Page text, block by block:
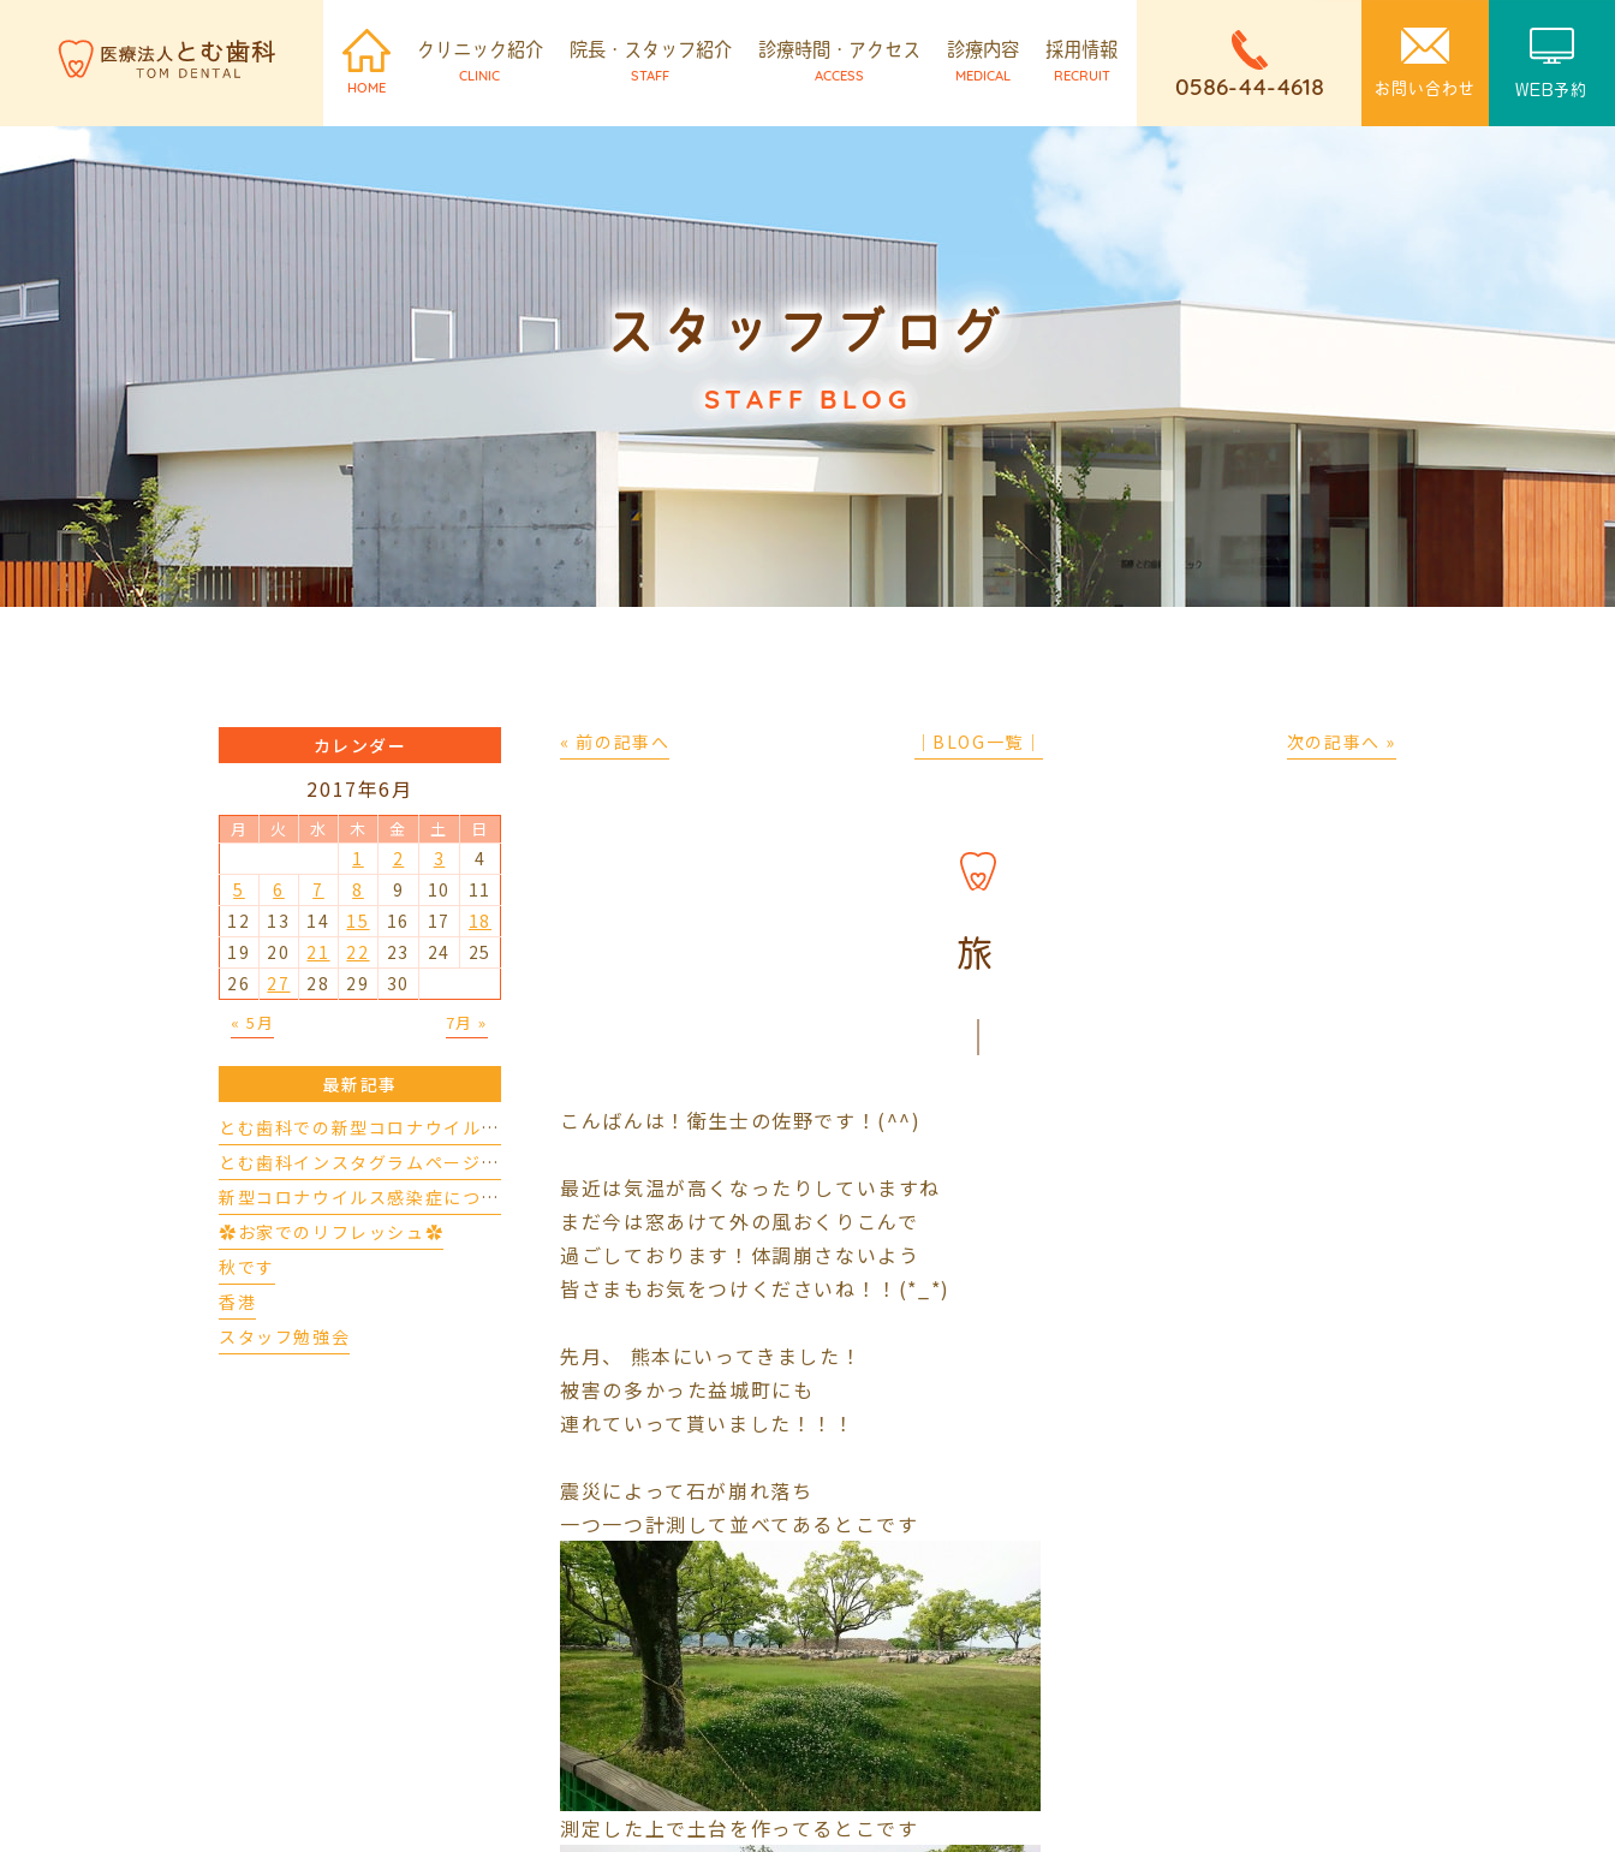
0586-44-4618 お問い合わせ WEB予約
HOME
クリニック紹介
CLINIC
院長・スタッフ紹介
STAFF
診療時間・アクセス
ACCESS
診療内容
MEDICAL
採用情報
RECRUIT
スタッフブログ
STAFF BLOG
« 前の記事へ │BLOG一覧│ 次の記事へ »
旅
こんばんは！衛生士の佐野です！(^^)
最近は気温が高くなったりしていますね
まだ今は窓あけて外の風おくりこんで
過ごしております！体調崩さないよう
皆さまもお気をつけくださいね！！(*_*)
先月、 熊本にいってきました！
被害の多かった益城町にも
連れていって貰いました！！！
震災によって石が崩れ落ち
一つ一つ計測して並べてあるとこです
測定した上で土台を作ってるとこです
カレンダー
2017年6月
月 火 水 木 金 土 日
« 5月 7月 »
1 2 3
4
5
6 7 8 9 10
11
12
13 14 15 16 17
18
19
20 21 22 23 24
25
26
27 28 29 30
最新記事
とむ歯科での新型コロナウイルスの対応について（4/17更新）
とむ歯科インスタグラムページができました
新型コロナウイルス感染症について
✿お家でのリフレッシュ✿
秋です
香港
スタッフ勉強会